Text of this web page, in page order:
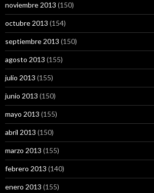
noviembre 2013 (150)
octubre 2013 (154)
septiembre 2013 (150)
agosto 2013 (155)
julio 2013 (155)
junio 2013 (150)
mayo 2013 (155)
abril 2013 (150)
marzo 2013 (155)
febrero 2013 (140)
enero 2013 (155)